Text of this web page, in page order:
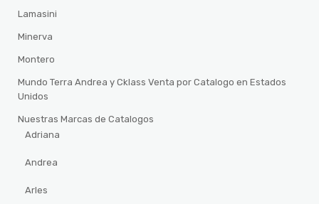
Lamasini
Minerva
Montero
Mundo Terra Andrea y Cklass Venta por Catalogo en Estados
Unidos
Nuestras Marcas de Catalogos
Adriana
Andrea
Arles